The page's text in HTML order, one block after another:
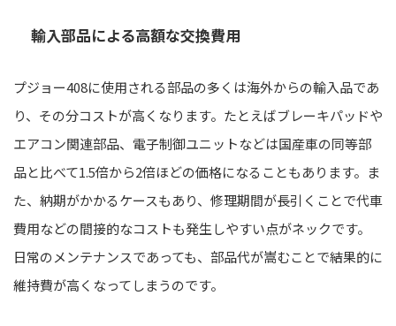
輸入部品による高額な交換費用
プジョー408に使用される部品の多くは海外からの輸入品であ
り、その分コストが高くなります。たとえばブレーキパッドや
エアコン関連部品、電子制御ユニットなどは国産車の同等部
品と比べて1.5倍から2倍ほどの価格になることもあります。ま
た、納期がかかるケースもあり、修理期間が長引くことで代車
費用などの間接的なコストも発生しやすい点がネックです。
日常のメンテナンスであっても、部品代が嵩むことで結果的に
維持費が高くなってしまうのです。